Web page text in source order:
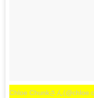
Chloe Chunkさん